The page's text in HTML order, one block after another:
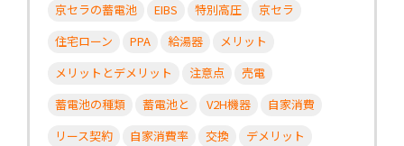
京セラの蓄電池
EIBS 特別高圧
京セラ
住宅ローン
PPA 給湯器
メリット
メリットとデメリット
注意点
売電
蓄電池の種類
蓄電池と V2H機器
自家消費
リース契約
自家消費率 交換
デメリット